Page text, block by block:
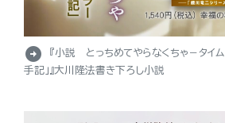
arrow_circle_right
『小説 とっちめてやらなくちゃ－タイム
手記」』大川隆法書き下ろし小説